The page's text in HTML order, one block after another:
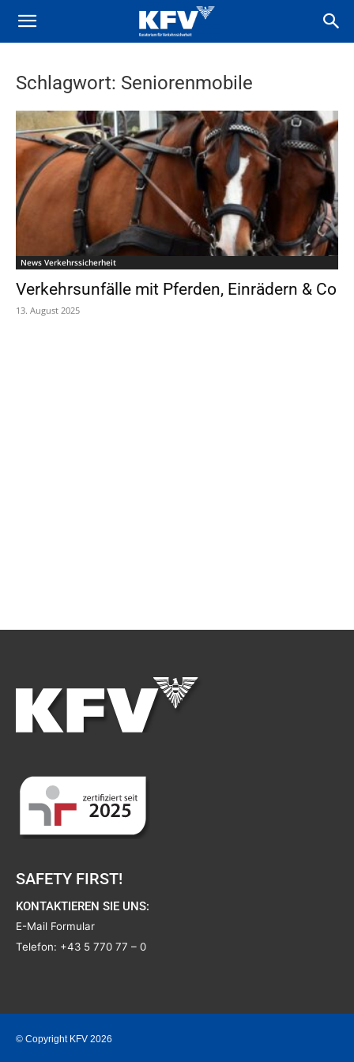
Schlagwort: Seniorenmobile
News Verkehrssicherheit
Verkehrsunfälle mit Pferden, Einrädern & Co
13. August 2025
SAFETY FIRST!
KONTAKTIEREN SIE UNS:
E-Mail Formular
Telefon: +43 5 770 77 – 0
© Copyright KFV 2026